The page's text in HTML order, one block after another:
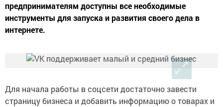
предпринимателям доступны все необходимые
инструменты для запуска и развития своего дела в
интернете.
Для начала работы в соцсети достаточно завести
страницу бизнеса и добавить информацию о товарах и